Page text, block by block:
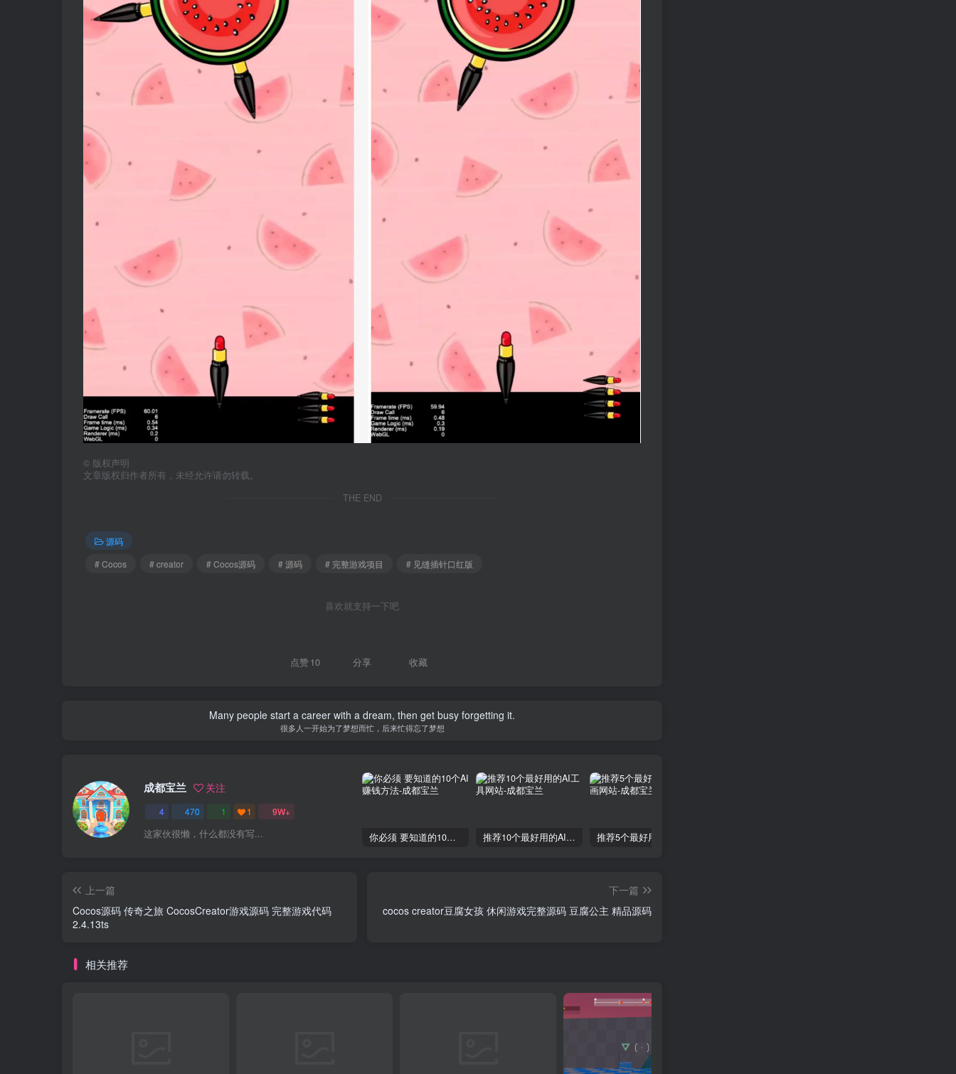
© 版权声明
文章版权归作者所有，未经允许请勿转载。
THE END
源码
# Cocos
# creator # Cocos源码 # 源码 # 完整游戏项目 # 见缝插针口红版
喜欢就支持一下吧
点赞10 分享 收藏
Many people start a career with a dream, then get busy forgetting it.
很多人一开始为了梦想而忙，后来忙得忘了梦想
成都宝兰 关注
4 470 1 1 9W+
这家伙很懒，什么都没有写... 你必须 要知道的10个AI赚钱方法 推荐10个最好用的AI工具网站
上一篇
Cocos源码 传奇之旅 CocosCreator游戏源码 完整游戏代码
2.4.13ts
下一篇
cocos creator豆腐女孩 休闲游戏完整源码 豆腐公主 精品源码
相关推荐